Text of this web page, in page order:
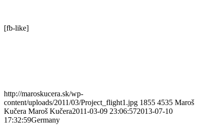
[fb-like]
http://maroskucera.sk/wp-
content/uploads/2011/03/Project_flight1.jpg 1855 4535 Maroš
Kučera Maroš Kučera2011-03-09 23:06:572013-07-10
17:32:59Germany